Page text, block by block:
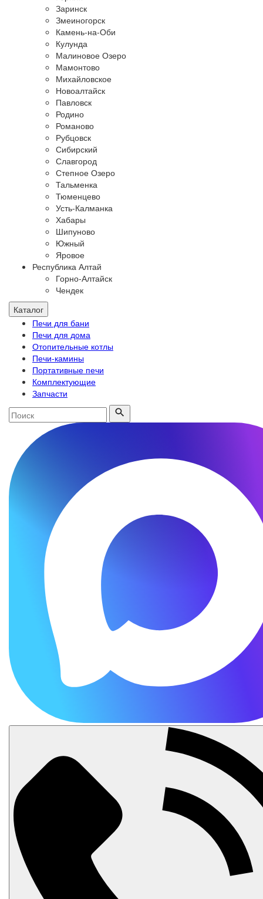
Заринск
Змеиногорск
Камень-на-Оби
Кулунда
Малиновое Озеро
Мамонтово
Михайловское
Новоалтайск
Павловск
Родино
Романово
Рубцовск
Сибирский
Славгород
Степное Озеро
Тальменка
Тюменцево
Усть-Калманка
Хабары
Шипуново
Южный
Яровое
Республика Алтай
Горно-Алтайск
Чендек
Каталог
Печи для бани
Печи для дома
Отопительные котлы
Печи-камины
Портативные печи
Комплектующие
Запчасти